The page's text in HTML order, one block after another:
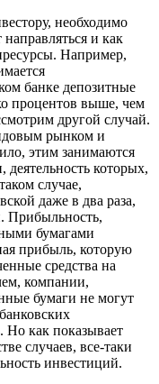
необходимо
и как
Например,
банке депозитные
процентов выше, чем
другой случай.
рынком и
этим занимаются
которых,
случае,
даже в два раза,
Прибыльность,
бумагами
прибыль, которую
средства на
компании,
бумаги не могут
Но как показывает
случаев, все-таки
инвестиций.